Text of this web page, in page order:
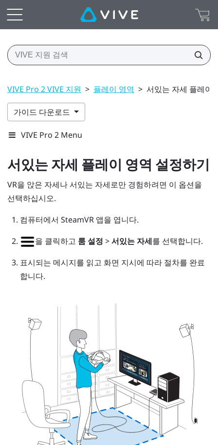
VIVE Pro 2 VIVE 지원 > 플레이 영역 > 서있는 자세 플레이
가이드 다운로드
VIVE Pro 2 Menu
서있는 자세 플레이 영역 설정하기
VR을 앉은 자세나 서있는 자세로만 경험하려면 이 옵션을
선택하십시오.
컴퓨터에서 SteamVR앱을 엽니다.
을 클릭하고 룸 설정 >서있는 자세를 선택합니다.
표시되는 메시지를 읽고 화면 지시에 따라 절차를 완료
합니다.